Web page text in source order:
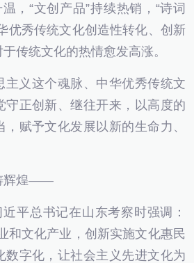
“文创产品”持续热销，“诗词
秀传统文化创造性转化、创新
传统文化的热情愈发高涨。
义这个魂脉、中华优秀传统文
守正创新、继往开来，以高度的
赋予文化发展以新的生命力、
辉煌——
总书记在山东考察时强调：
和文化产业，创新实施文化惠民
数字化，让社会主义先进文化为